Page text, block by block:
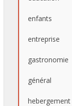
enfants
entreprise
gastronomie
général
hebergement